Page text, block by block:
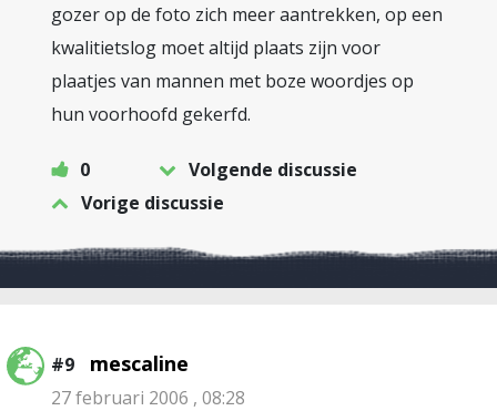
gozer op de foto zich meer aantrekken, op een
kwalitietslog moet altijd plaats zijn voor
plaatjes van mannen met boze woordjes op
hun voorhoofd gekerfd.
0
Volgende discussie
Vorige discussie
#9 mescaline
27 februari 2006 , 08:28